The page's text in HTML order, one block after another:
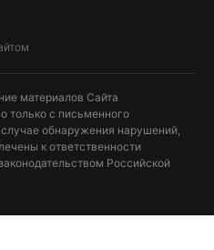
материалов Сайта
только с письменного
обнаружения нарушений,
к ответственности
Российской